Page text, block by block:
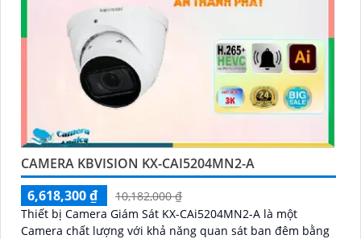
CAMERA KBVISION KX-CAI5204MN2-A
6,618,300 ₫
10,182,000 ₫
Thiết bị Camera Giám Sát KX-CAi5204MN2-A là một
Camera chất lượng với khả năng quan sát ban đêm bằng